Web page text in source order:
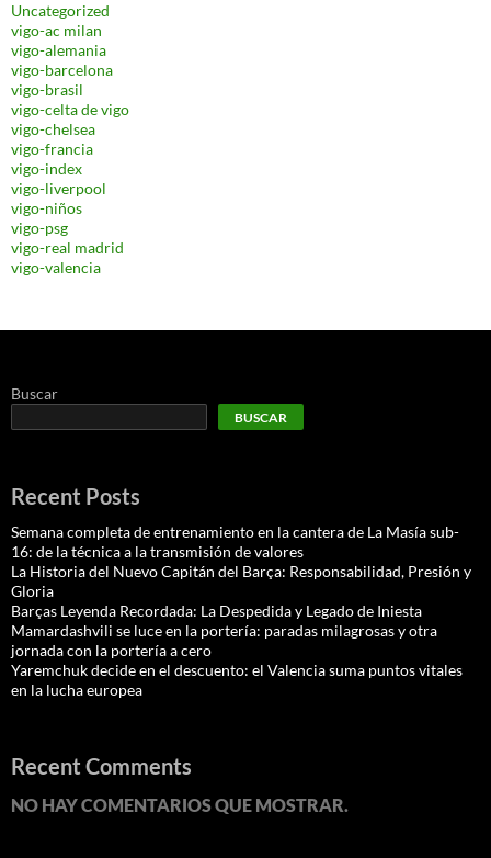
Uncategorized
vigo-ac milan
vigo-alemania
vigo-barcelona
vigo-brasil
vigo-celta de vigo
vigo-chelsea
vigo-francia
vigo-index
vigo-liverpool
vigo-niños
vigo-psg
vigo-real madrid
vigo-valencia
Buscar
BUSCAR
Recent Posts
Semana completa de entrenamiento en la cantera de La Masía sub-
16: de la técnica a la transmisión de valores
La Historia del Nuevo Capitán del Barça: Responsabilidad, Presión y
Gloria
Barças Leyenda Recordada: La Despedida y Legado de Iniesta
Mamardashvili se luce en la portería: paradas milagrosas y otra
jornada con la portería a cero
Yaremchuk decide en el descuento: el Valencia suma puntos vitales
en la lucha europea
Recent Comments
NO HAY COMENTARIOS QUE MOSTRAR.